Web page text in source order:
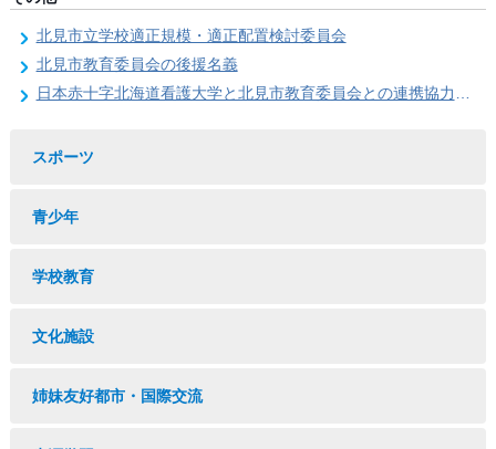
北見市立学校適正規模・適正配置検討委員会
北見市教育委員会の後援名義
日本赤十字北海道看護大学と北見市教育委員会との連携協力に関する協定の締結
スポーツ
青少年
学校教育
文化施設
姉妹友好都市・国際交流